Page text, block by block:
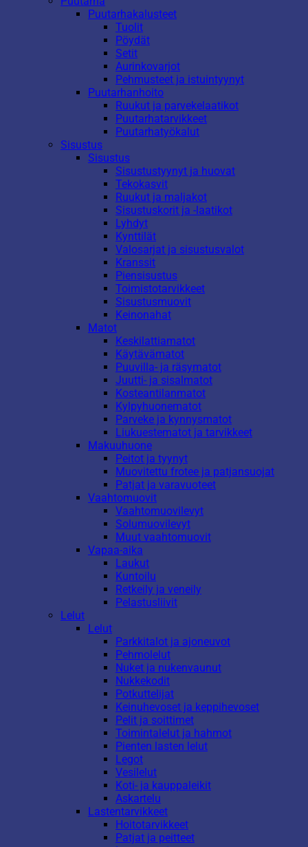
Puutarhakalusteet
Tuolit
Pöydät
Setit
Aurinkovarjot
Pehmusteet ja istuintyynyt
Puutarhanhoito
Ruukut ja parvekelaatikot
Puutarhatarvikkeet
Puutarhatyökalut
Sisustus
Sisustus
Sisustustyynyt ja huovat
Tekokasvit
Ruukut ja maljakot
Sisustuskorit ja -laatikot
Lyhdyt
Kynttilät
Valosarjat ja sisustusvalot
Kranssit
Piensisustus
Toimistotarvikkeet
Sisustusmuovit
Keinonahat
Matot
Keskilattiamatot
Käytävämatot
Puuvilla- ja räsymatot
Juutti- ja sisalmatot
Kosteantilanmatot
Kylpyhuonematot
Parveke ja kynnysmatot
Liukuestematot ja tarvikkeet
Makuuhuone
Peitot ja tyynyt
Muovitettu frotee ja patjansuojat
Patjat ja varavuoteet
Vaahtomuovit
Vaahtomuovilevyt
Solumuovilevyt
Muut vaahtomuovit
Vapaa-aika
Laukut
Kuntoilu
Retkeily ja veneily
Pelastusliivit
Lelut
Lelut
Parkkitalot ja ajoneuvot
Pehmolelut
Nuket ja nukenvaunut
Nukkekodit
Potkuttelijat
Keinuhevoset ja keppihevoset
Pelit ja soittimet
Toimintalelut ja hahmot
Pienten lasten lelut
Legot
Vesilelut
Koti- ja kauppaleikit
Askartelu
Lastentarvikkeet
Hoitotarvikkeet
Patjat ja peitteet